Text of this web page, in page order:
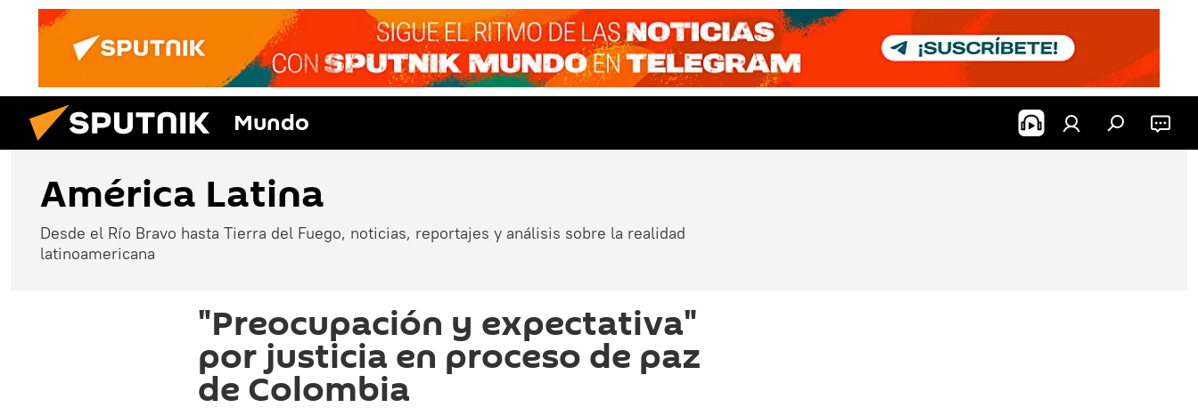
Mundo
América Latina
Desde el Río Bravo hasta Tierra del Fuego, noticias, reportajes y análisis sobre la realidad
latinoamericana
"Preocupación y expectativa"
por justicia en proceso de paz
de Colombia